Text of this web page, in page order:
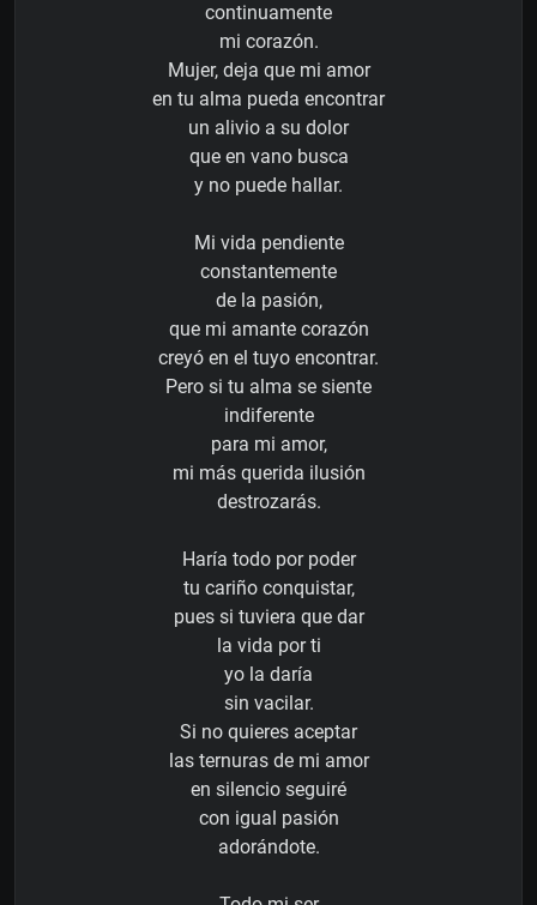
continuamente
mi corazón.
Mujer, deja que mi amor
en tu alma pueda encontrar
un alivio a su dolor
que en vano busca
y no puede hallar.
Mi vida pendiente
constantemente
de la pasión,
que mi amante corazón
creyó en el tuyo encontrar.
Pero si tu alma se siente
indiferente
para mi amor,
mi más querida ilusión
destrozarás.
Haría todo por poder
tu cariño conquistar,
pues si tuviera que dar
la vida por ti
yo la daría
sin vacilar.
Si no quieres aceptar
las ternuras de mi amor
en silencio seguiré
con igual pasión
adorándote.